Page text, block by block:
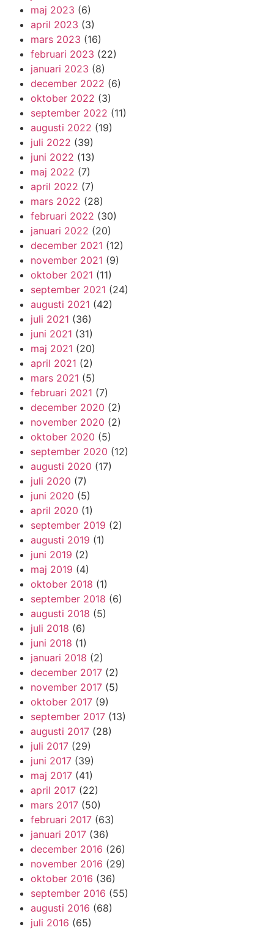
maj 2023 (6)
april 2023 (3)
mars 2023 (16)
februari 2023 (22)
januari 2023 (8)
december 2022 (6)
oktober 2022 (3)
september 2022 (11)
augusti 2022 (19)
juli 2022 (39)
juni 2022 (13)
maj 2022 (7)
april 2022 (7)
mars 2022 (28)
februari 2022 (30)
januari 2022 (20)
december 2021 (12)
november 2021 (9)
oktober 2021 (11)
september 2021 (24)
augusti 2021 (42)
juli 2021 (36)
juni 2021 (31)
maj 2021 (20)
april 2021 (2)
mars 2021 (5)
februari 2021 (7)
december 2020 (2)
november 2020 (2)
oktober 2020 (5)
september 2020 (12)
augusti 2020 (17)
juli 2020 (7)
juni 2020 (5)
april 2020 (1)
september 2019 (2)
augusti 2019 (1)
juni 2019 (2)
maj 2019 (4)
oktober 2018 (1)
september 2018 (6)
augusti 2018 (5)
juli 2018 (6)
juni 2018 (1)
januari 2018 (2)
december 2017 (2)
november 2017 (5)
oktober 2017 (9)
september 2017 (13)
augusti 2017 (28)
juli 2017 (29)
juni 2017 (39)
maj 2017 (41)
april 2017 (22)
mars 2017 (50)
februari 2017 (63)
januari 2017 (36)
december 2016 (26)
november 2016 (29)
oktober 2016 (36)
september 2016 (55)
augusti 2016 (68)
juli 2016 (65)